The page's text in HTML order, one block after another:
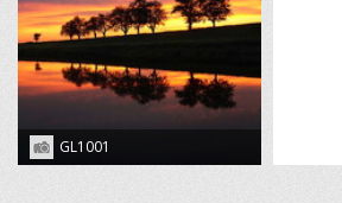
GL1001